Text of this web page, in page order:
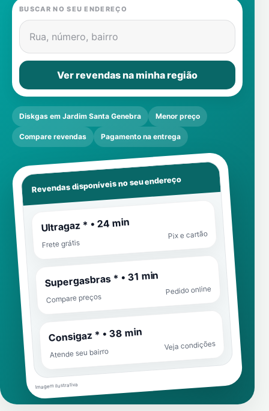
Contatos
BUSCAR NO SEU ENDEREÇO
Rua, número, bairro
Ver revendas na minha região
Diskgas em Jardim Santa Genebra Menor preço
Compare revendas Pagamento na entrega
Revendas disponíveis no seu endereço
Ultragaz * • 24 min
Frete grátis
Pix e cartão
Supergasbras * • 31 min
Compare preços
Pedido online
Consigaz * • 38 min
Atende seu bairro
Veja condições
Imagem ilustrativa